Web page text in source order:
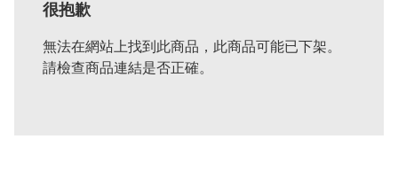
很抱歉
無法在網站上找到此商品，此商品可能已下架。
請檢查商品連結是否正確。